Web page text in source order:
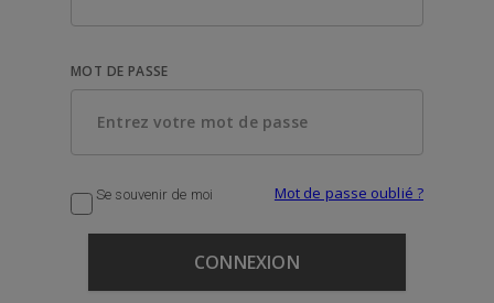
MOT DE PASSE
Se souvenir de moi Mot de passe oublié ?